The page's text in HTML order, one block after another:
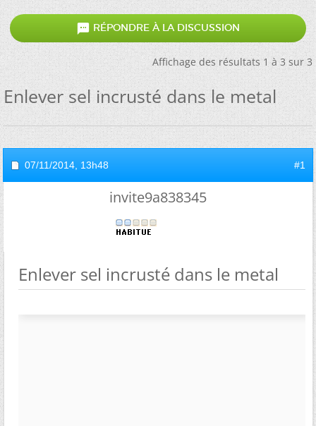
 RÉPONDRE À LA DISCUSSION
Affichage des résultats 1 à 3 sur 3
Enlever sel incrusté dans le metal
07/11/2014, 13h48 #1
invite9a838345
Enlever sel incrusté dans le metal